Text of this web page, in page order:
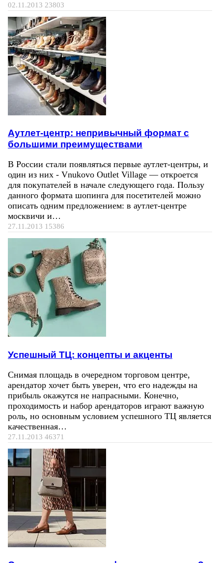
02.11.2013 23803
Аутлет-центр: непривычный формат с
большими преимуществами
В России стали появляться первые аутлет-центры, и
один из них - Vnukovo Outlet Village — откроется
для покупателей в начале следующего года. Пользу
данного формата шопинга для посетителей можно
описать одним предложением: в аутлет-центре
москвичи и…
27.11.2013 15386
Успешный ТЦ: концепты и акценты
Снимая площадь в очередном торговом центре,
арендатор хочет быть уверен, что его надежды на
прибыль окажутся не напрасными. Конечно,
проходимость и набор арендаторов играют важную
роль, но основным условием успешного ТЦ является
качественная…
27.11.2013 46371